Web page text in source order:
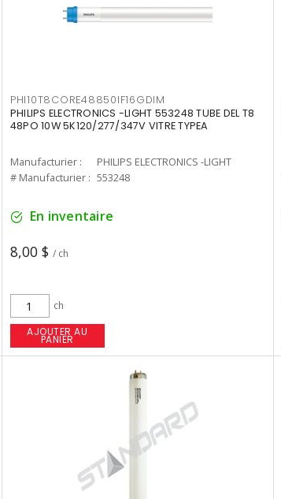
PHI10T8CORE48850IF16GDIM
PHILIPS ELECTRONICS -LIGHT 553248 TUBE DEL T8
48PO 10W 5K120/277/347V VITRE TYPEA
Manufacturier :
PHILIPS ELECTRONICS -LIGHT
# Manufacturier : 553248
En inventaire
8,00 $ / ch
ch
AJOUTER AU
PANIER